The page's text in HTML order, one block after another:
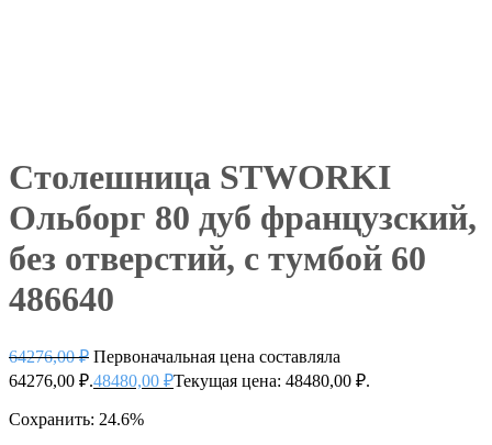
Столешница STWORKI
Ольборг 80 дуб французский,
без отверстий, с тумбой 60
486640
64276,00₽ Первоначальная цена составляла
64276,00 ₽.48480,00 ₽Текущая цена: 48480,00 ₽.
Сохранить: 24.6%